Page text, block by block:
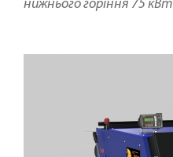
нижнього горіння 75 кВт